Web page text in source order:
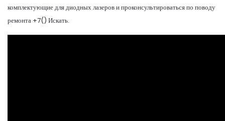
комплектующие для диодных лазеров и проконсультироваться по поводу
ремонта +7() Искать.